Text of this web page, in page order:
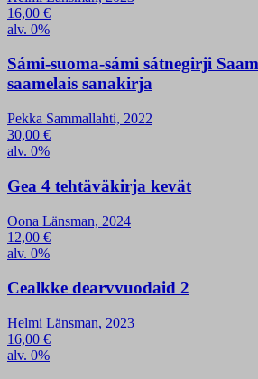
16,00 €
alv. 0%
Sámi-suoma-sámi sátnegirji
saamelais sanakirja
Pekka Sammallahti, 2022
30,00 €
alv. 0%
Gea 4 tehtäväkirja kevät
Oona Länsman, 2024
12,00 €
alv. 0%
Cealkke dearvvuođaid 2
Helmi Länsman, 2023
16,00 €
alv. 0%